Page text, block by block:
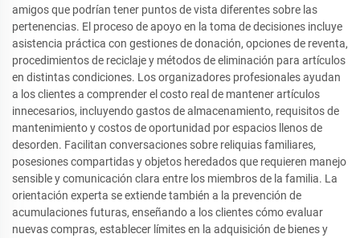
amigos que podrían tener puntos de vista diferentes sobre las
pertenencias. El proceso de apoyo en la toma de decisiones incluye
asistencia práctica con gestiones de donación, opciones de reventa,
procedimientos de reciclaje y métodos de eliminación para artículos
en distintas condiciones. Los organizadores profesionales ayudan
a los clientes a comprender el costo real de mantener artículos
innecesarios, incluyendo gastos de almacenamiento, requisitos de
mantenimiento y costos de oportunidad por espacios llenos de
desorden. Facilitan conversaciones sobre reliquias familiares,
posesiones compartidas y objetos heredados que requieren manejo
sensible y comunicación clara entre los miembros de la familia. La
orientación experta se extiende también a la prevención de
acumulaciones futuras, enseñando a los clientes cómo evaluar
nuevas compras, establecer límites en la adquisición de bienes y